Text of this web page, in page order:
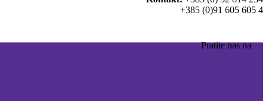
+385 (0)91 605 605 4
Pratite nas na